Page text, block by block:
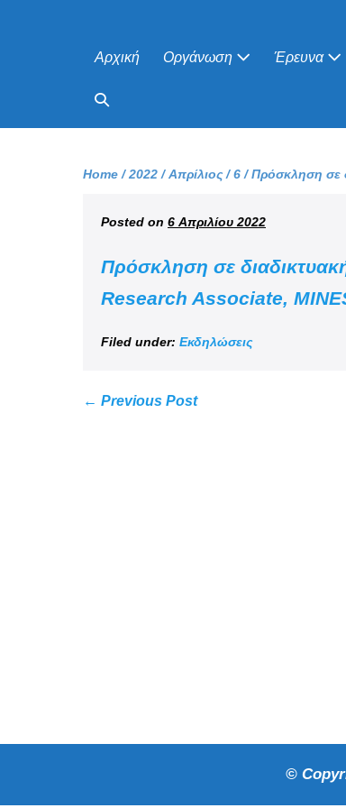
Αρχική Οργάνωση Έρευνα
Home /2022 /Απρίλιος /6 /Πρόσκληση σε
Posted on 6 Απριλίου 2022
Πρόσκληση σε
Research Associate,
Filed under: Εκδηλώσεις
← Previous Post
©